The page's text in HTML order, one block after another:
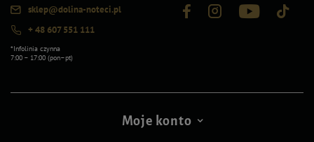
sklep@dolina-noteci.pl
+ 48 607 551 111
*Infolinia czynna
7:00 – 17:00 (pon–pt)
Moje konto